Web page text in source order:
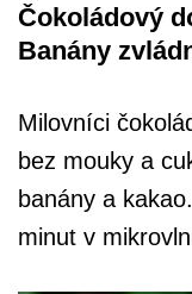
Čokoládový
Banány
Milovníci
bez mouky a
banány a
minut v